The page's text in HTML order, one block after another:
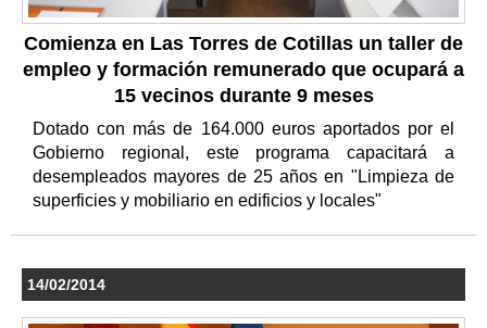
Comienza en Las Torres de Cotillas un taller de
empleo y formación remunerado que ocupará a
15 vecinos durante 9 meses
Dotado con más de 164.000 euros aportados por el
Gobierno regional, este programa capacitará a
desempleados mayores de 25 años en "Limpieza de
superficies y mobiliario en edificios y locales"
14/02/2014